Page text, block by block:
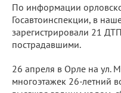
По информации
Госавтоинспекции, в
зарегистрировали 21
пострадавшими.
26 апреля в Орле на ул.
многоэтажек 26-летний